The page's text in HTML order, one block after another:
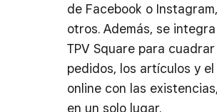
de Facebook o
otros. Además, se
TPV Square para cuadrar
pedidos, los artículos y
online con las
en un solo lugar.